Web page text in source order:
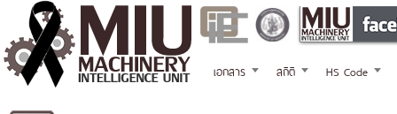
เอกสาร สถิติ HS Code